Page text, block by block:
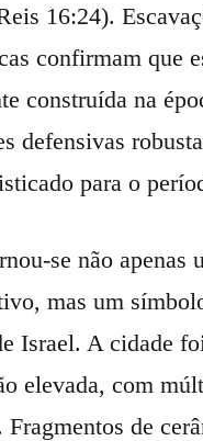
16:24).
confirmam que
construída na
defensivas
para o
se não apenas
mas um
Israel. A cidade
elevada, com
Fragmentos de